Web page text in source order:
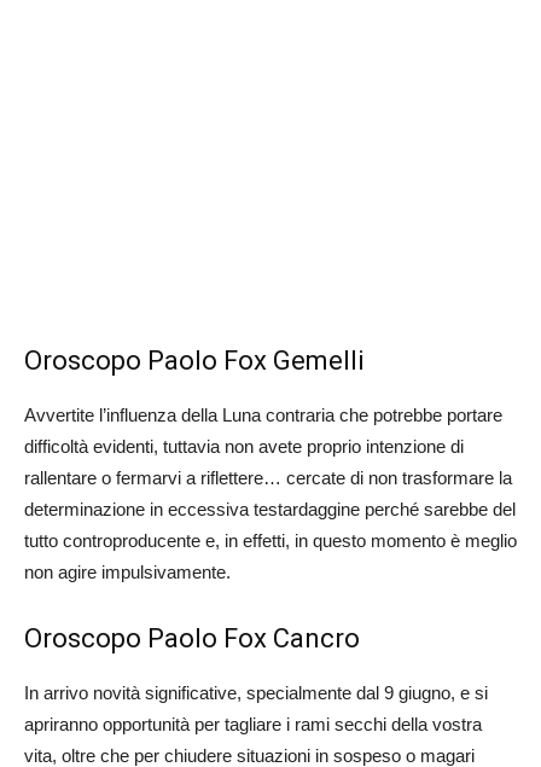
Oroscopo Paolo Fox Gemelli
Avvertite l’influenza della Luna contraria che potrebbe portare
difficoltà evidenti, tuttavia non avete proprio intenzione di
rallentare o fermarvi a riflettere… cercate di non trasformare la
determinazione in eccessiva testardaggine perché sarebbe del
tutto controproducente e, in effetti, in questo momento è meglio
non agire impulsivamente.
Oroscopo Paolo Fox Cancro
In arrivo novità significative, specialmente dal 9 giugno, e si
apriranno opportunità per tagliare i rami secchi della vostra
vita, oltre che per chiudere situazioni in sospeso o magari